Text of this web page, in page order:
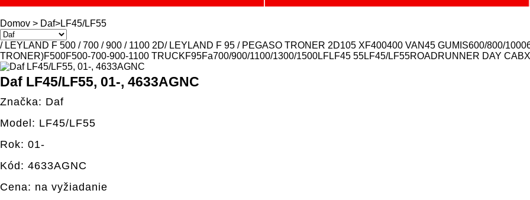
Domov > Daf>LF45/LF55
/ LEYLAND F 500 / 700 / 900 / 1100 2D/ LEYLAND F 95 / PEGASO TRONER 2D105 XF400400 VAN45 GUMIS600/800/1000
TRONER)F500F500-700-900-1100 TRUCKF95Fa700/900/1100/1300/1500LFLF45 55LF45/LF55ROADRUNNER DAY CAB
Daf LF45/LF55, 01-, 4633AGNC
Značka: Daf
Model: LF45/LF55
Rok: 01-
Kód: 4633AGNC
Cena: na vyžiadanie